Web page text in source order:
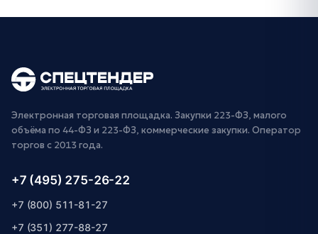
Электронная торговая площадка. Закупки 223-ФЗ, малого
объёма по 44-ФЗ и 223-ФЗ, коммерческие закупки. Оператор
торгов с 2013 года.
+7 (495) 275-26-22
+7 (800) 511-81-27
+7 (351) 277-88-27